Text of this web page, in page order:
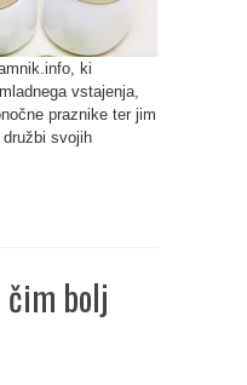
ki
vstajenja,
praznike ter jim
svojih
čim bolj